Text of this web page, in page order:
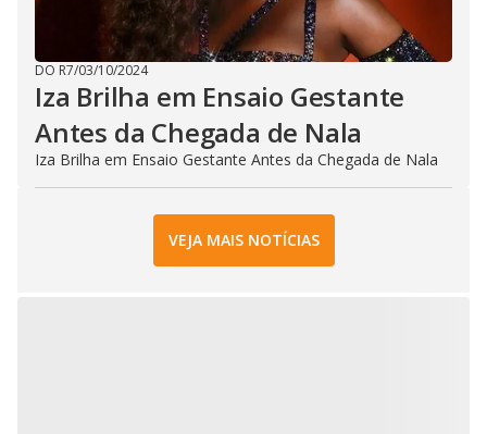
DO R7/03/10/2024
Iza Brilha em Ensaio Gestante
Antes da Chegada de Nala
Iza Brilha em Ensaio Gestante Antes da Chegada de Nala
VEJA MAIS NOTÍCIAS